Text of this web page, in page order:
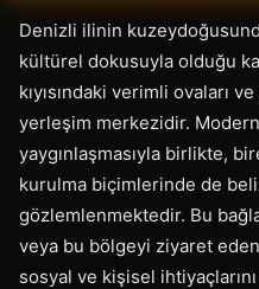
Denizli ilinin
kültürel dokusuyla olduğu
kıyısındaki verimli ovaları
yerleşim merkezidir.
yaygınlaşmasıyla birlikte,
kurulma biçimlerinde de
gözlemlenmektedir. Bu
veya bu bölgeyi ziyaret
sosyal ve kişisel